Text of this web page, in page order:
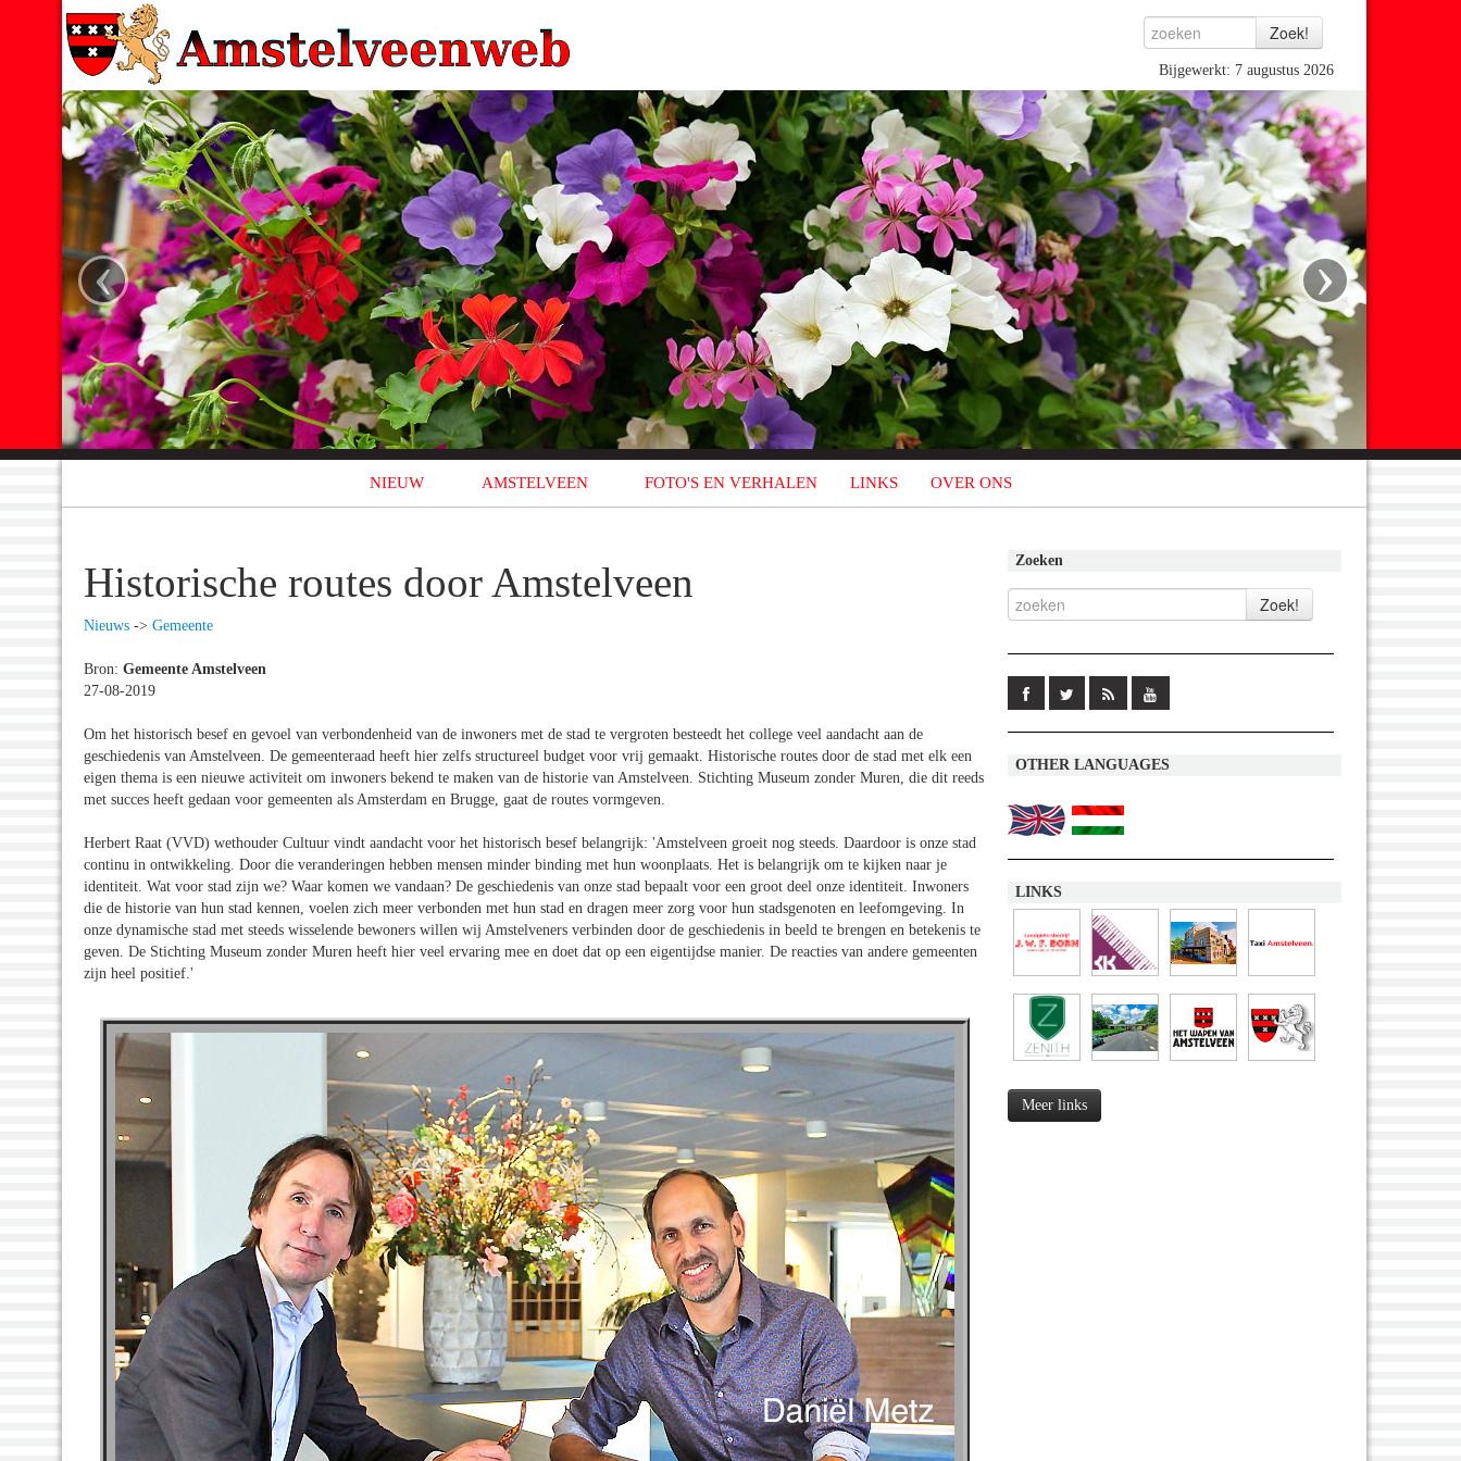
Bijgewerkt: 7 augustus 2026
‹ ›
NIEUW AMSTELVEEN FOTO'S EN VERHALEN LINKS OVER ONS
Historische routes door Amstelveen
Nieuws -> Gemeente
Bron: Gemeente Amstelveen
27-08-2019
Om het historisch besef en gevoel van verbondenheid van de inwoners met de stad te vergroten besteedt het college veel aandacht aan de
geschiedenis van Amstelveen. De gemeenteraad heeft hier zelfs structureel budget voor vrij gemaakt. Historische routes door de stad met elk een
eigen thema is een nieuwe activiteit om inwoners bekend te maken van de historie van Amstelveen. Stichting Museum zonder Muren, die dit reeds
met succes heeft gedaan voor gemeenten als Amsterdam en Brugge, gaat de routes vormgeven.
Herbert Raat (VVD) wethouder Cultuur vindt aandacht voor het historisch besef belangrijk: 'Amstelveen groeit nog steeds. Daardoor is onze stad
continu in ontwikkeling. Door die veranderingen hebben mensen minder binding met hun woonplaats. Het is belangrijk om te kijken naar je
identiteit. Wat voor stad zijn we? Waar komen we vandaan? De geschiedenis van onze stad bepaalt voor een groot deel onze identiteit. Inwoners
die de historie van hun stad kennen, voelen zich meer verbonden met hun stad en dragen meer zorg voor hun stadsgenoten en leefomgeving. In
onze dynamische stad met steeds wisselende bewoners willen wij Amstelveners verbinden door de geschiedenis in beeld te brengen en betekenis te
geven. De Stichting Museum zonder Muren heeft hier veel ervaring mee en doet dat op een eigentijdse manier. De reacties van andere gemeenten
zijn heel positief.'
Zoeken
OTHER LANGUAGES
LINKS
Meer links